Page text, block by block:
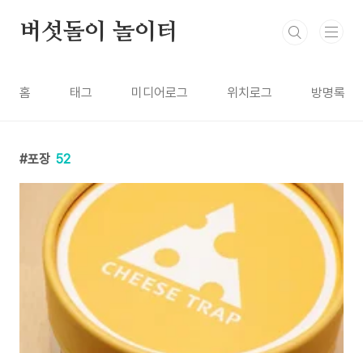
버섯돌이 놀이터
홈 태그 미디어로그 위치로그 방명록
포장 52